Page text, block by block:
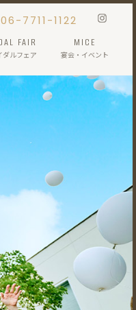
FAIR
ダルフェア
MICE
宴会・イベント
06-7711-1122